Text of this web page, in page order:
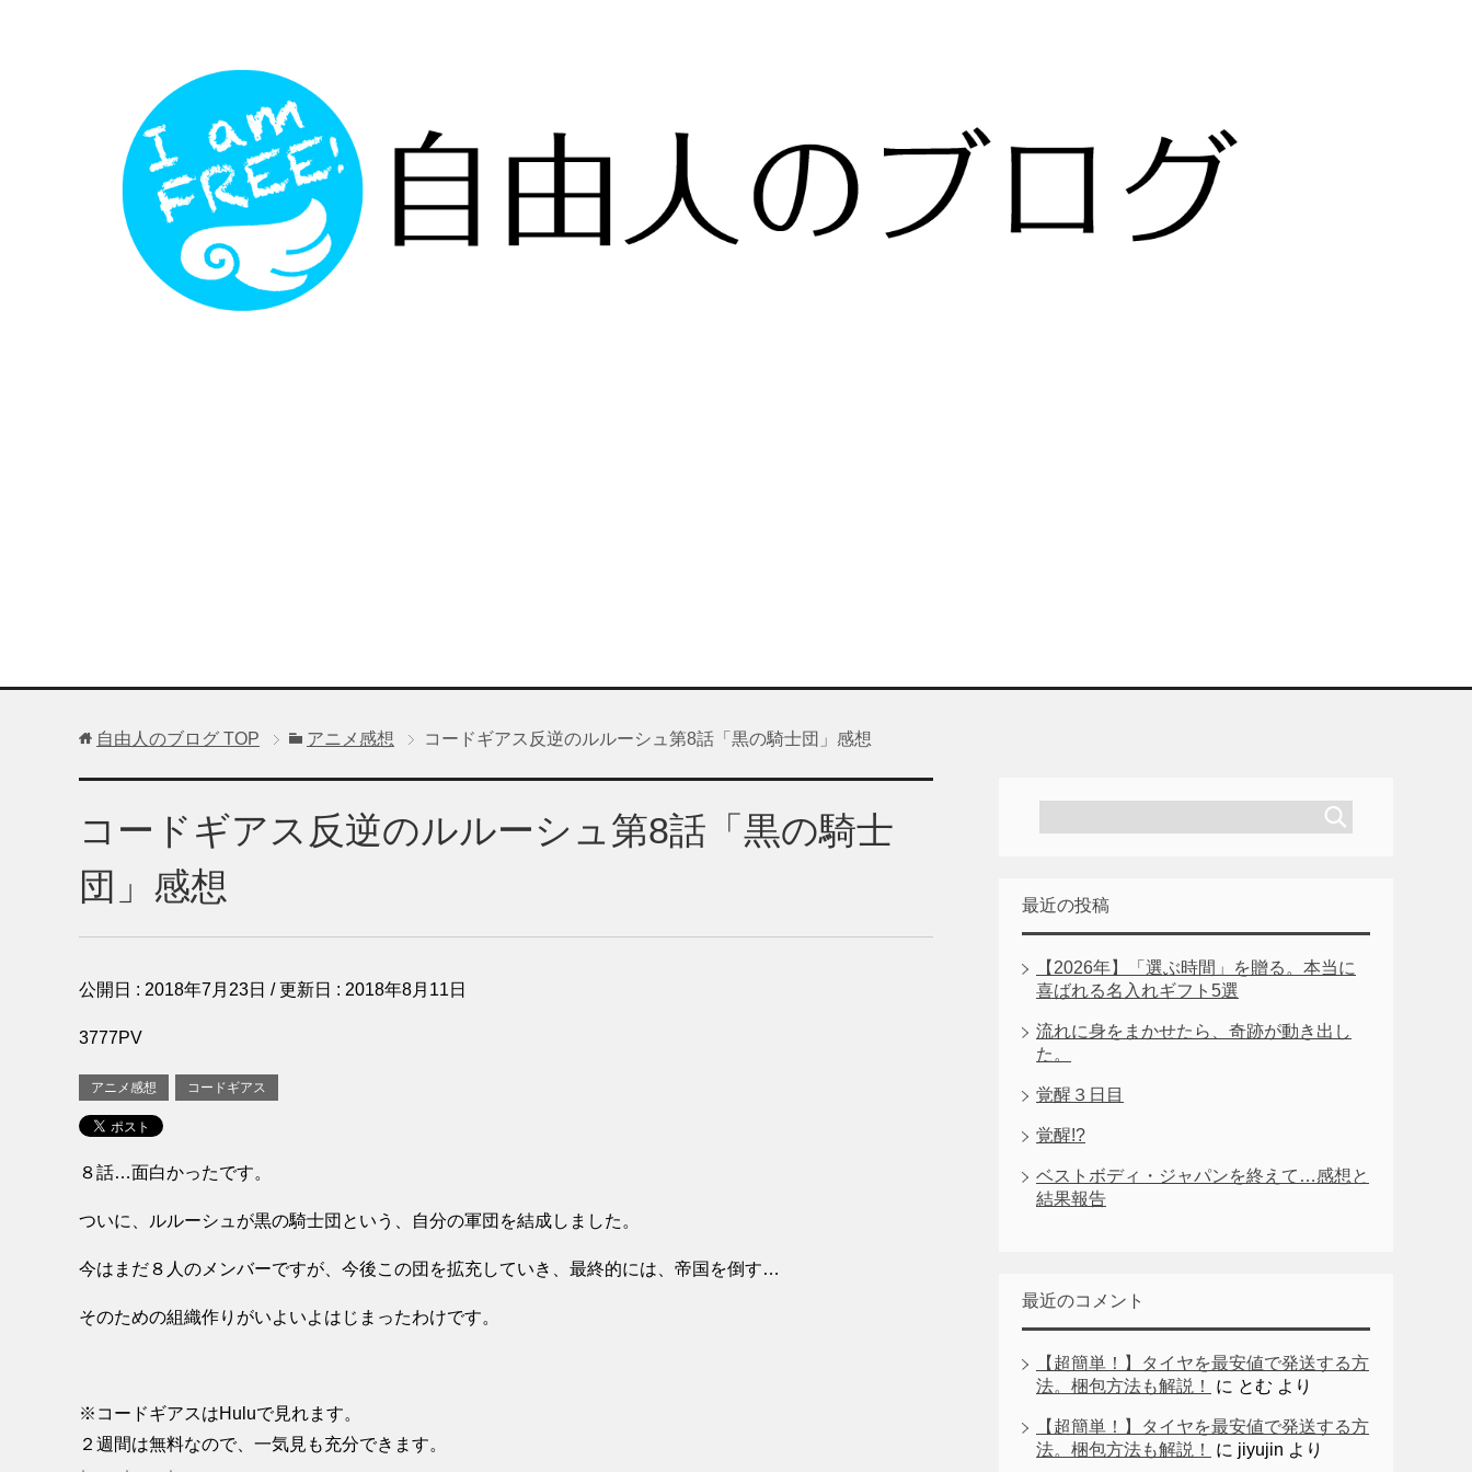
自由人のブログ TOP アニメ感想 コードギアス反逆のルルーシュ第8話「黒の騎士団」感想
コードギアス反逆のルルーシュ第8話「黒の騎士
団」感想
公開日 : 2018年7月23日 / 更新日 : 2018年8月11日
3777PV
アニメ感想 コードギアス
８話…面白かったです。
ついに、ルルーシュが黒の騎士団という、自分の軍団を結成しました。
今はまだ８人のメンバーですが、今後この団を拡充していき、最終的には、帝国を倒す…
そのための組織作りがいよいよはじまったわけです。
※コードギアスはHuluで見れます。
２週間は無料なので、一気見も充分できます。
最近の投稿
【2026年】「選ぶ時間」を贈る。本当に
喜ばれる名入れギフト5選
流れに身をまかせたら、奇跡が動き出し
た。
覚醒３日目
覚醒!?
ベストボディ・ジャパンを終えて…感想と
結果報告
最近のコメント
【超簡単！】タイヤを最安値で発送する方
法。梱包方法も解説！
に とむ より
【超簡単！】タイヤを最安値で発送する方
法。梱包方法も解説！
に jiyujin より